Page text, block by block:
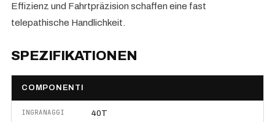
Effizienz und Fahrtpräzision schaffen eine fast
telepathische Handlichkeit.
SPEZIFIKATIONEN
COMPONENTI
INGRANAGGI 40T